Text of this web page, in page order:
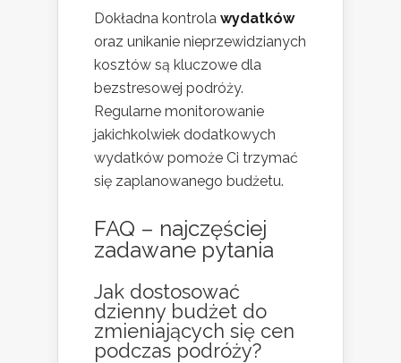
Dokładna kontrola wydatków
oraz unikanie nieprzewidzianych
kosztów są kluczowe dla
bezstresowej podróży.
Regularne monitorowanie
jakichkolwiek dodatkowych
wydatków pomoże Ci trzymać
się zaplanowanego budżetu.
FAQ – najczęściej
zadawane pytania
Jak dostosować
dzienny budżet do
zmieniających się cen
podczas podróży?